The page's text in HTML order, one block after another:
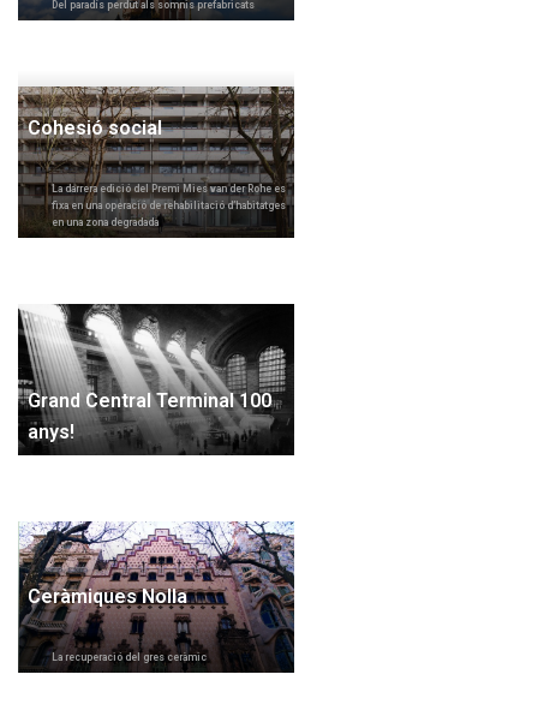
Del paradís perdut als somnis prefabricats
Cohesió social
La darrera edició del Premi Mies van der Rohe es
fixa en una operació de rehabilitació d’habitatges
en una zona degradada
Grand Central Terminal 100
anys!
Ceràmiques Nolla
La recuperació del gres ceràmic